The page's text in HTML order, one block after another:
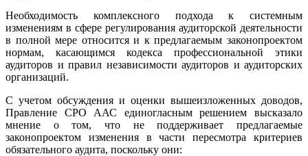
Необходимость комплексного подхода к системным
изменениям в сфере регулирования аудиторской деятельности
в полной мере относится и к предлагаемым законопроектом
нормам, касающимся кодекса профессиональной этики
аудиторов и правил независимости аудиторов и аудиторских
организаций.
С учетом обсуждения и оценки вышеизложенных доводов,
Правление СРО ААС единогласным решением высказало
мнение о том, что не поддерживает предлагаемые
законопроектом изменения в части пересмотра критериев
обязательного аудита, поскольку они: